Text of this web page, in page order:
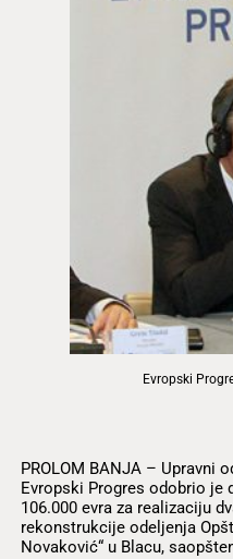
Evropski
PROLOM BANJA – Upravni
Evropski Progres odobrio je
106.000 evra za realizaciju
rekonstrukcije odeljenja
Novaković“ u Blacu,